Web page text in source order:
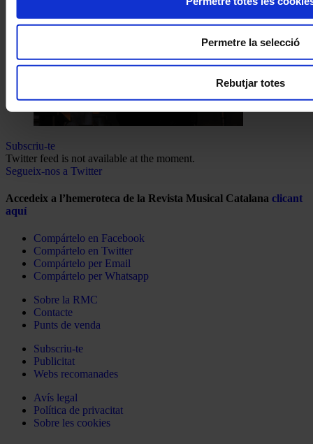
Permetre la selecció
Rebutjar totes
Subscriu-te
Twitter feed is not available at the moment.
Segueix-nos a Twitter
Accedeix a l’hemeroteca de la Revista Musical Catalana clicant
aquí
Compártelo en Facebook
Compártelo en Twitter
Compártelo per Email
Compártelo per Whatsapp
Sobre la RMC
Contacte
Punts de venda
Subscriu-te
Publicitat
Webs recomanades
Avís legal
Política de privacitat
Sobre les cookies